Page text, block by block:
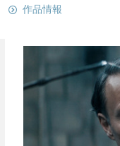
作品情報